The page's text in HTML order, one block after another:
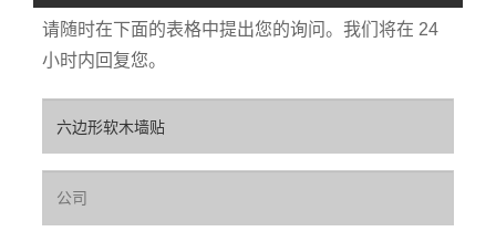
请随时在下面的表格中提出您的询问。我们将在 24
小时内回复您。